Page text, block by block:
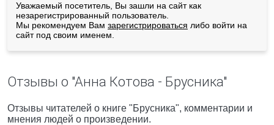
Уважаемый посетитель, Вы зашли на сайт как
незарегистрированный пользователь.
Мы рекомендуем Вам зарегистрироваться либо войти на
сайт под своим именем.
Отзывы о "Анна Котова - Брусника"
Отзывы читателей о книге "Брусника", комментарии и
мнения людей о произведении.